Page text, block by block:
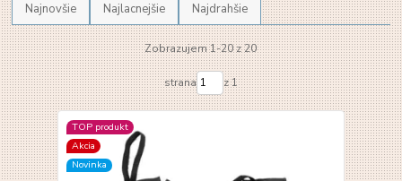
Najnovšie Najlacnejšie Najdrahšie
Zobrazujem 1-20 z 20
strana z 1
TOP produkt
Akcia
Novinka